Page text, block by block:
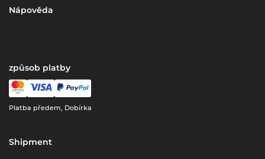
Nápověda
způsob platby
Platba předem, Dobírka
Shipment